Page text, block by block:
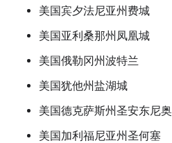
美国宾夕法尼亚州费城
美国亚利桑那州凤凰城
美国俄勒冈州波特兰
美国犹他州盐湖城
美国德克萨斯州圣安东尼奥
美国加利福尼亚州圣何塞